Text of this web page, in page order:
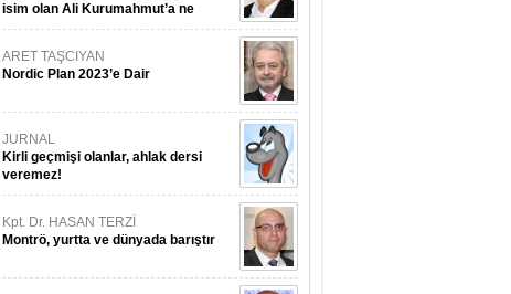
isim olan Ali Kurumahmut’a ne
danışıyorsunuz?
ARET TAŞCIYAN
Nordic Plan 2023’e Dair
JURNAL
Kirli geçmişi olanlar, ahlak dersi
veremez!
Kpt. Dr. HASAN TERZİ
Montrö, yurtta ve dünyada barıştır